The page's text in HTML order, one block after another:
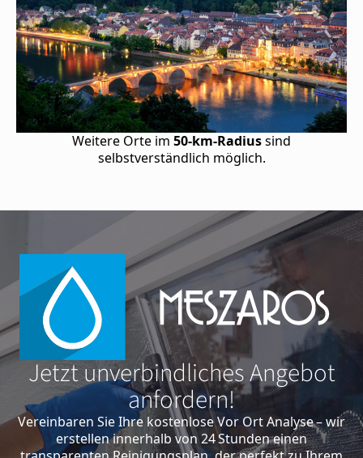
Weitere Orte im 50-km-Radiussind
selbstverständlich möglich.
Jetzt unverbindliches Angebot
anfordern!
Vereinbaren Sie Ihre kostenlose Vor Ort Analyse – wir
erstellen innerhalb von 24 Stunden einen